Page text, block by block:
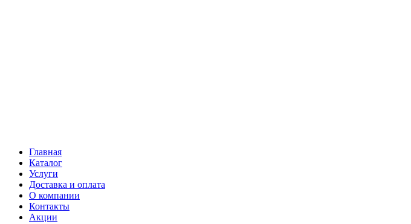
Главная
Каталог
Услуги
Доставка и оплата
О компании
Контакты
Акции